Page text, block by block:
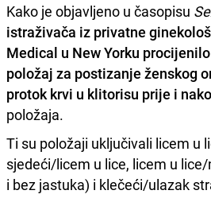
Kako je objavljeno u časopisu
istraživača iz privatne
Medical u New Yorku
položaj za postizanje ženskog
protok krvi u klitorisu prije i
položaja.
Ti su položaji uključivali licem u
sjedeći/licem u lice, licem u
i bez jastuka) i klečeći/ulazak